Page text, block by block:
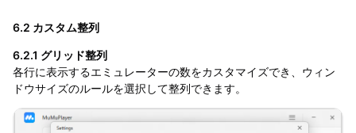
6.2 カスタム整列
6.2.1 グリッド整列
各行に表示するエミュレーターの数をカスタマイズでき、ウィン
ドウサイズのルールを選択して整列できます。